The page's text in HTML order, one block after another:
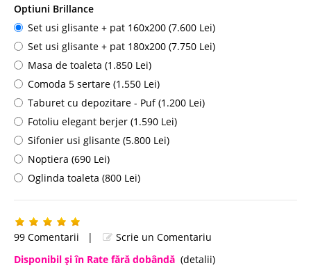
Optiuni Brillance
Set usi glisante + pat 160x200 (7.600 Lei)
Set usi glisante + pat 180x200 (7.750 Lei)
Masa de toaleta (1.850 Lei)
Comoda 5 sertare (1.550 Lei)
Taburet cu depozitare - Puf (1.200 Lei)
Fotoliu elegant berjer (1.590 Lei)
Sifonier usi glisante (5.800 Lei)
Noptiera (690 Lei)
Oglinda toaleta (800 Lei)
99 Comentarii |
Scrie un Comentariu
Disponibil şi în Rate fără dobândă (detalii)